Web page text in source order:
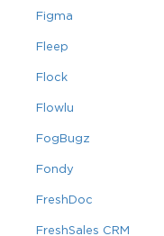
Figma
Fleep
Flock
Flowlu
FogBugz
Fondy
FreshDoc
FreshSales CRM